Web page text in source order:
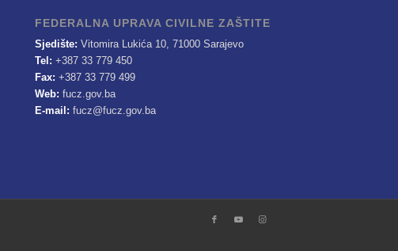
FEDERALNA UPRAVA CIVILNE ZAŠTITE
Sjedište: Vitomira Lukića 10, 71000 Sarajevo
Tel: +387 33 779 450
Fax: +387 33 779 499
Web: fucz.gov.ba
E-mail: fucz@fucz.gov.ba